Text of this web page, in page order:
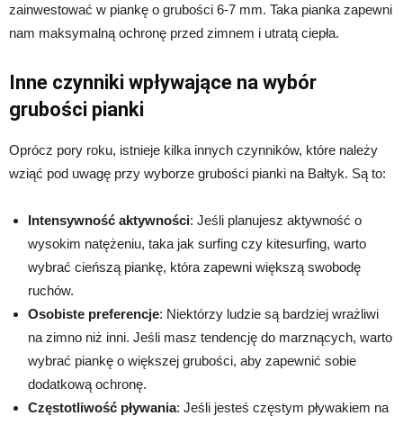
zainwestować w piankę o grubości 6-7 mm. Taka pianka zapewni
nam maksymalną ochronę przed zimnem i utratą ciepła.
Inne czynniki wpływające na wybór
grubości pianki
Oprócz pory roku, istnieje kilka innych czynników, które należy
wziąć pod uwagę przy wyborze grubości pianki na Bałtyk. Są to:
Intensywność aktywności: Jeśli planujesz aktywność o
wysokim natężeniu, taka jak surfing czy kitesurfing, warto
wybrać cieńszą piankę, która zapewni większą swobodę
ruchów.
Osobiste preferencje: Niektórzy ludzie są bardziej wrażliwi
na zimno niż inni. Jeśli masz tendencję do marznących, warto
wybrać piankę o większej grubości, aby zapewnić sobie
dodatkową ochronę.
Częstotliwość pływania: Jeśli jesteś częstym pływakiem na